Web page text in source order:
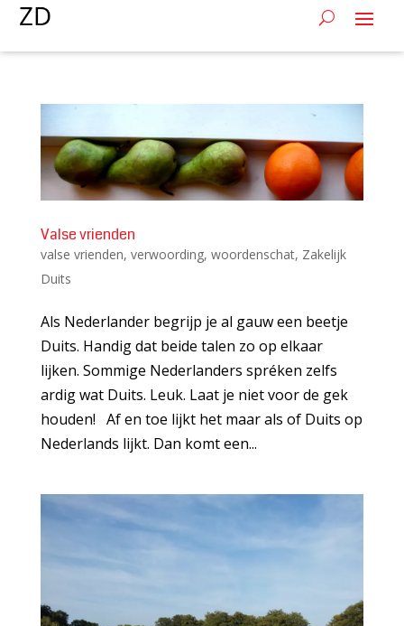
Valse vrienden
valse vrienden, verwoording, woordenschat, Zakelijk
Duits
Als Nederlander begrijp je al gauw een beetje
Duits. Handig dat beide talen zo op elkaar
lijken. Sommige Nederlanders spréken zelfs
ardig wat Duits. Leuk. Laat je niet voor de gek
houden! Af en toe lijkt het maar als of Duits op
Nederlands lijkt. Dan komt een...